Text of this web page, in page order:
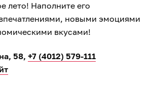
лето! Наполните его
новыми эмоциями
вкусами!
58, +7 (4012) 579-111